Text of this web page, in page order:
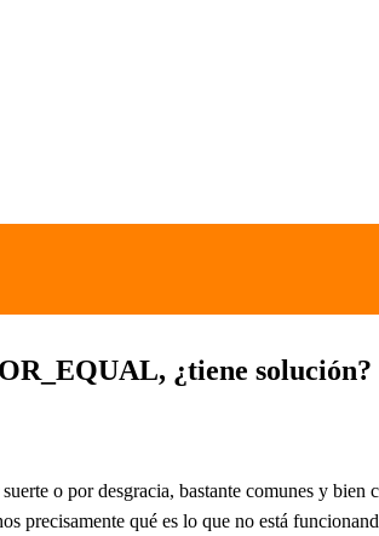
¿tiene solución?
o por desgracia, bastante comunes y
precisamente qué es lo que no está